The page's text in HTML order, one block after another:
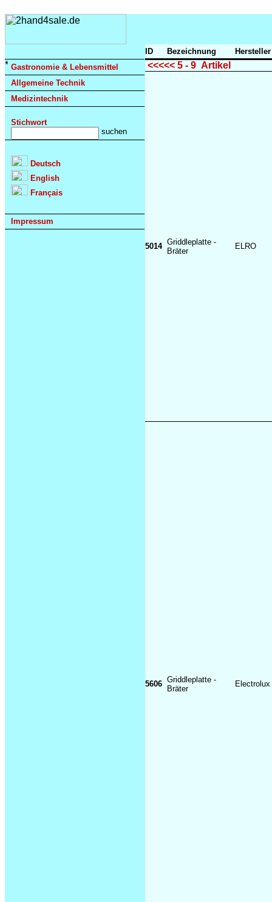
Gastronomie & Lebensmittel
Allgemeine Technik
Medizintechnik
Stichwort
Deutsch
English
Français
Impressum
ID Bezeichnung
<<<<< 5 - 9 Artikel
5014 Griddleplatte -
Bräter
ELRO
5606 Griddleplatte -
Bräter
Electrolux